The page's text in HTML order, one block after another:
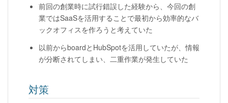
前回の創業時に試行錯誤した経験から、今回の創
業ではSaaSを活用することで最初から効率的なバ
ックオフィスを作ろうと考えていた
以前からboardとHubSpotを活用していたが、情報
が分断されてしまい、二重作業が発生していた
対策